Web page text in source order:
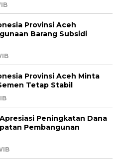
Provinsi Aceh
Barang Subsidi
Provinsi Aceh Minta
Tetap Stabil
Peningkatan Dana
Pembangunan